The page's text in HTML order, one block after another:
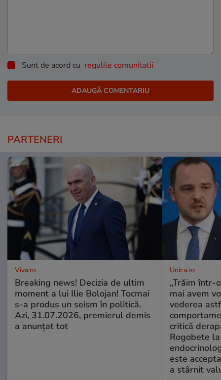
Sunt de acord cu regulile comunitatii
PARTENERI
Viva.ro
Breaking news! Decizia de ultim
moment a lui Ilie Bolojan! Tocmai
s-a produs un seism în politică.
Azi, 31.07.2026, premierul demis
a anunțat tot
Unica.ro
„Trăim într-
mai avem
vederea
critică
Rogobete
este
a stârnit